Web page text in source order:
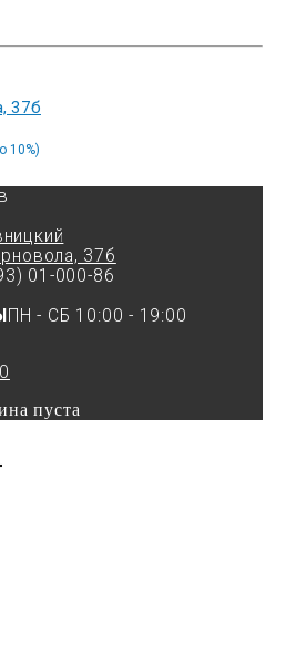
37б
10%)
37б
01-000-86
ПН - СБ 10:00 - 19:00
0
пуста